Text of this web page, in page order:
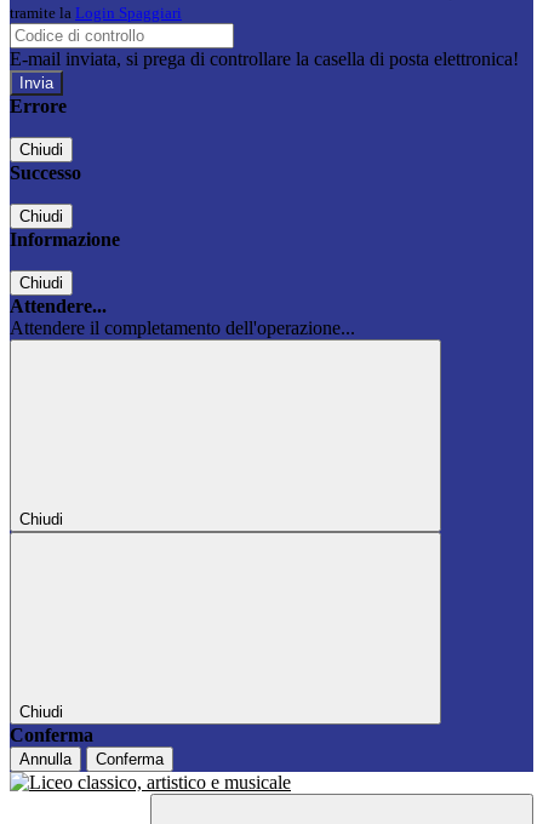
tramite la Login Spaggiari
E-mail inviata, si prega di controllare la casella di posta elettronica!
Errore
Chiudi
Successo
Chiudi
Informazione
Chiudi
Attendere...
Attendere il completamento dell'operazione...
Chiudi
Chiudi
Conferma
Annulla Conferma